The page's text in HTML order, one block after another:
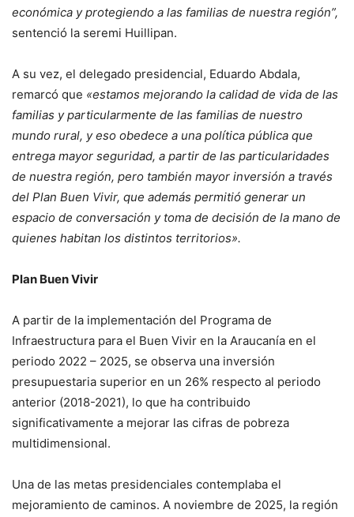
económica y protegiendo a las familias de nuestra región”,
sentenció la seremi Huillipan.
A su vez, el delegado presidencial, Eduardo Abdala,
remarcó que «estamos mejorando la calidad de vida de las
familias y particularmente de las familias de nuestro
mundo rural, y eso obedece a una política pública que
entrega mayor seguridad, a partir de las particularidades
de nuestra región, pero también mayor inversión a través
del Plan Buen Vivir, que además permitió generar un
espacio de conversación y toma de decisión de la mano de
quienes habitan los distintos territorios».
Plan Buen Vivir
A partir de la implementación del Programa de
Infraestructura para el Buen Vivir en la Araucanía en el
periodo 2022 – 2025, se observa una inversión
presupuestaria superior en un 26% respecto al periodo
anterior (2018-2021), lo que ha contribuido
significativamente a mejorar las cifras de pobreza
multidimensional.
Una de las metas presidenciales contemplaba el
mejoramiento de caminos. A noviembre de 2025, la región